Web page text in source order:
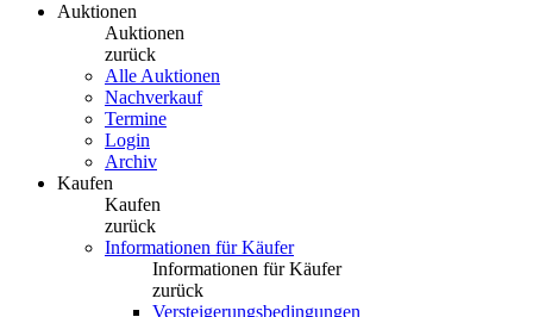
Auktionen
Auktionen
zurück
Alle Auktionen
Nachverkauf
Termine
Login
Archiv
Kaufen
Kaufen
zurück
Informationen für Käufer
Informationen für Käufer
zurück
Versteigerungsbedingungen